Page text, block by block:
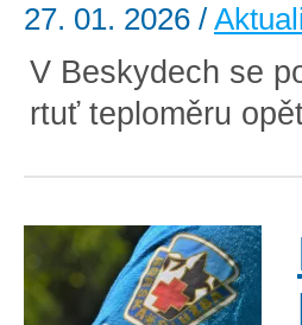
27. 01. 2026 /
V Beskydech se
rtuť teploměru